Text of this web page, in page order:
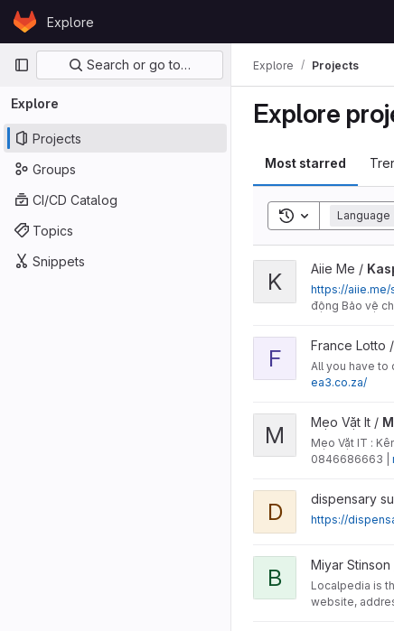
Skip to content
GitLabExplore
Primary navigation
Search or go to…
Explore
Projects
Groups
CI/CD Catalog
Topics
Snippets
Explore Projects
Explore
Most starred
Toggle search
Language
View Kaspersky
K Aiie Me /
https://
động Bảo vệ
View France lotto
F France Lotto /
All you have to
ea3.co.za/
View Mẹo Vặt It project
M Mẹo Vặt It /
Mẹo Vặt IT :
0846686663 |
View dispensary-
D dispensary
https://
View Businesses
B Miyar Stinson
Localpedia is
website,